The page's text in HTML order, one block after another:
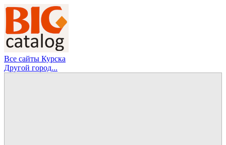
Все сайты Курска
Другой город...